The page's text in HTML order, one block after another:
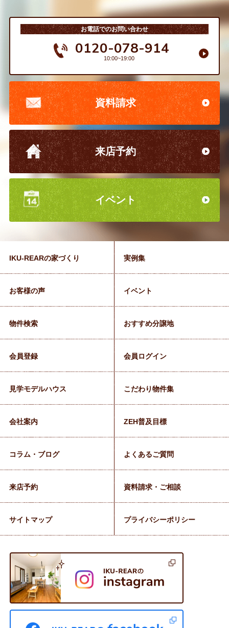
お電話でのお問い合わせ
0120-078-914
10:00~19:00
資料請求
来店予約
イベント
IKU-REARの家づくり 実例集
お客様の声 イベント
物件検索 おすすめ分譲地
会員登録 会員ログイン
見学モデルハウス こだわり物件集
会社案内 ZEH普及目標
コラム・ブログ よくあるご質問
来店予約 資料請求・ご相談
サイトマップ プライバシーポリシー